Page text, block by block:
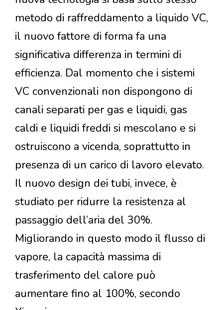
metodo di raffreddamento a liquido VC,
il nuovo fattore di forma fa una
significativa differenza in termini di
efficienza. Dal momento che i sistemi
VC convenzionali non dispongono di
canali separati per gas e liquidi, gas
caldi e liquidi freddi si mescolano e si
ostruiscono a vicenda, soprattutto in
presenza di un carico di lavoro elevato.
Il nuovo design dei tubi, invece, è
studiato per ridurre la resistenza al
passaggio dell’aria del 30%.
Migliorando in questo modo il flusso di
vapore, la capacità massima di
trasferimento del calore può
aumentare fino al 100%, secondo